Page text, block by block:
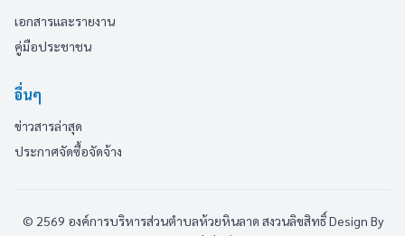
เอกสารและรายงาน
คู่มือประชาชน
อื่นๆ
ข่าวสารล่าสุด
ประกาศจัดซื้อจัดจ้าง
© 2569 องค์การบริหารส่วนตำบลห้วยหินลาด สงวนลิขสิทธิ์Design By